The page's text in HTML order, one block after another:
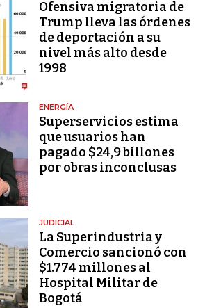
Ofensiva migratoria de
Trump lleva las órdenes
de deportación a su
nivel más alto desde
1998
ENERGÍA
Superservicios estima
que usuarios han
pagado $24,9 billones
por obras inconclusas
JUDICIAL
La Superindustria y
Comercio sancionó con
$1.774 millones al
Hospital Militar de
Bogotá